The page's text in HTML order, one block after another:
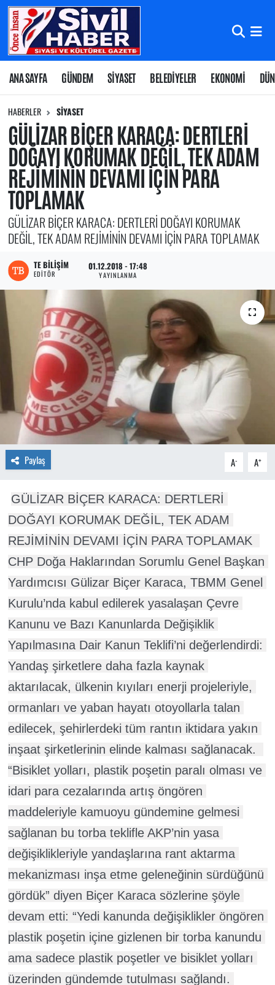
ANA SAYFA GÜNDEM SİYASET BELEDİYELER EKONOMİ
HABERLER SİYASET
GÜLİZAR BİÇER KARACA: DERTLERİ
DOĞAYI KORUMAK DEĞİL, TEK ADAM
REJİMİNİN DEVAMI İÇİN PARA
TOPLAMAK
GÜLİZAR BİÇER KARACA: DERTLERİ DOĞAYI KORUMAK
DEĞİL, TEK ADAM REJİMİNİN DEVAMI İÇİN PARA TOPLAMAK
TE BILIŞIM
EDITÖR
01.12.2018 - 17:48
YAYINLANMA
Paylaş A- A+
GÜLİZAR BİÇER KARACA: DERTLERİ
DOĞAYI KORUMAK DEĞİL, TEK ADAM
REJİMİNİN DEVAMI İÇİN PARA TOPLAMAK
CHP Doğa Haklarından Sorumlu Genel Başkan
Yardımcısı Gülizar Biçer Karaca, TBMM Genel
Kurulu’nda kabul edilerek yasalaşan Çevre
Kanunu ve Bazı Kanunlarda Değişiklik
Yapılmasına Dair Kanun Teklifi’ni değerlendirdi:
Yandaş şirketlere daha fazla kaynak
aktarılacak, ülkenin kıyıları enerji projeleriyle,
ormanları ve yaban hayatı otoyollarla talan
edilecek, şehirlerdeki tüm rantın iktidara yakın
inşaat şirketlerinin elinde kalması sağlanacak.
“Bisiklet yolları, plastik poşetin paralı olması ve
idari para cezalarında artış öngören
maddeleriyle kamuoyu gündemine gelmesi
sağlanan bu torba teklifle AKP’nin yasa
değişiklikleriyle yandaşlarına rant aktarma
mekanizması inşa etme geleneğinin sürdüğünü
gördük” diyen Biçer Karaca sözlerine şöyle
devam etti: “Yedi kanunda değişiklikler öngören
plastik poşetin içine gizlenen bir torba kanundu
ama sadece plastik poşetler ve bisiklet yolları
üzerinden gündemde tutulması sağlandı.
Nöbetçi Eczaneler
Hava Durumu
Namaz Vakitleri
Trafik Durumu
Süper Lig Puan Durumu ve Fikstür
Tüm Manşetler
Son Dakika Haberleri
Haber Arşivi